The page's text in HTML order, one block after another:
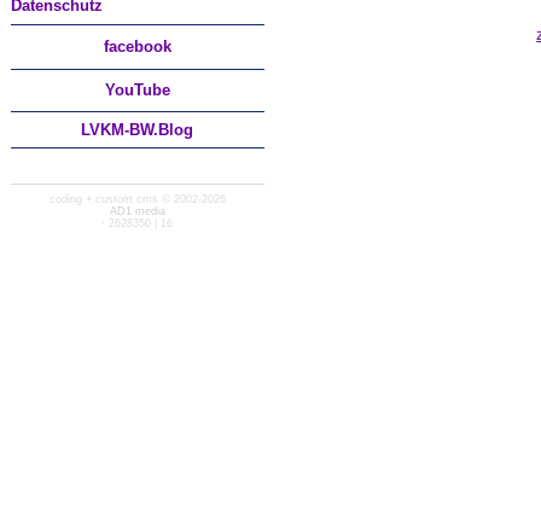
Datenschutz
facebook
YouTube
LVKM-BW.Blog
coding + custom cms © 2002-2026
AD1 media
· 2628350 | 16